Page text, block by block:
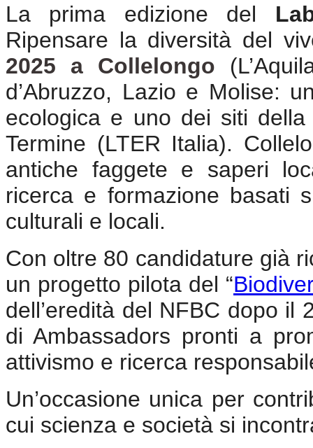
La prima edizione del
Ripensare la diversità del
2025 a Collelongo
d’Abruzzo, Lazio e Molise:
ecologica e uno dei siti
Termine (LTER Italia).
antiche faggete e saperi
ricerca e formazione basati
culturali e locali.
Con oltre 80 candidature già
un progetto pilota del “
dell’eredità del NFBC dopo
di Ambassadors pronti a
attivismo e ricerca
Un’occasione unica per
cui scienza e società si